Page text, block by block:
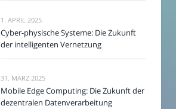
1. APRIL 2025
Cyber-physische Systeme: Die Zukunft
der intelligenten Vernetzung
31. MÄRZ 2025
Mobile Edge Computing: Die Zukunft der
dezentralen Datenverarbeitung